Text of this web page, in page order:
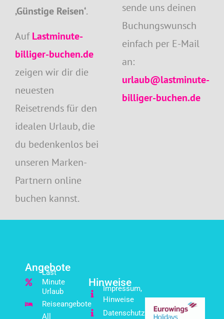
‚Günstige Reisen‘.
AufLastminute-
billiger-buchen.de
zeigen wir dir die
neuesten
Reisetrends für den
idealen Urlaub, die
du bedenkenlos bei
unseren Marken-
Partnern online
buchen kannst.
sende uns deinen
Buchungswunsch
einfach per E-Mail
an:
urlaub@lastminute-
billiger-buchen.de
Angebote
Last
Minute
Urlaub
Reiseangebote
All
Hinweise
Impressum,
Hinweise
Datenschutz